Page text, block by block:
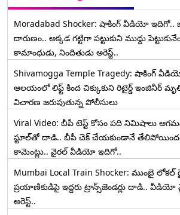
తెలిస్తే ఆయనకు సెల్యూట్ చేస్తారు
Moradabad Shocker: షాకింగ్ వీడియో ఇదిగో..
దారుణం.. అక్కడ గట్టిగా పట్టుకుని ముద్దు
కామాంధుడు, నిందితుడు అరెస్ట్..
Shivamogga Temple Tragedy: షాకింగ్
ఆలయంలో లిఫ్ట్ కింద చిక్కుకుని రిటైర్డ్ ఇంజినీర్
విచారణ జరుపుతున్న పోలీసులు
Viral Video: బీపీ టెస్ట్‌ కోసం పది నిమిషాలు
స్టూల్‌తో దాడి.. బీపీ చెక్ చేయకుండానే
కామెంట్లు.. వైరల్ వీడియో ఇదిగో..
Mumbai Local Train Shocker: ముంబై
ప్రయాణికుడిపై ఇద్దరు ట్రాన్స్‌జెండర్లు దాడి.. వీడియో
అరెస్ట్..